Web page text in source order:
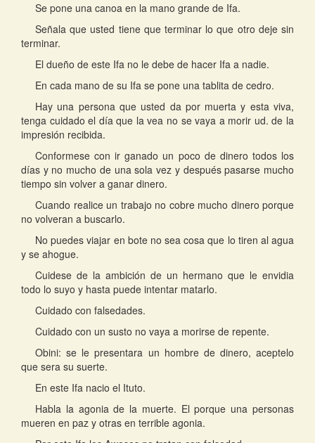
Se pone una canoa en la mano grande de Ifa.
Señala que usted tiene que terminar lo que otro deje sin
terminar.
El dueño de este Ifa no le debe de hacer Ifa a nadie.
En cada mano de su Ifa se pone una tablita de cedro.
Hay una persona que usted da por muerta y esta viva,
tenga cuidado el día que la vea no se vaya a morir ud. de la
impresión recibida.
Conformese con ir ganado un poco de dinero todos los
días y no mucho de una sola vez y después pasarse mucho
tiempo sin volver a ganar dinero.
Cuando realice un trabajo no cobre mucho dinero porque
no volveran a buscarlo.
No puedes viajar en bote no sea cosa que lo tiren al agua
y se ahogue.
Cuidese de la ambición de un hermano que le envidia
todo lo suyo y hasta puede intentar matarlo.
Cuidado con falsedades.
Cuidado con un susto no vaya a morirse de repente.
Obini: se le presentara un hombre de dinero, aceptelo
que sera su suerte.
En este Ifa nacio el Ituto.
Habla la agonia de la muerte. El porque una personas
mueren en paz y otras en terrible agonia.